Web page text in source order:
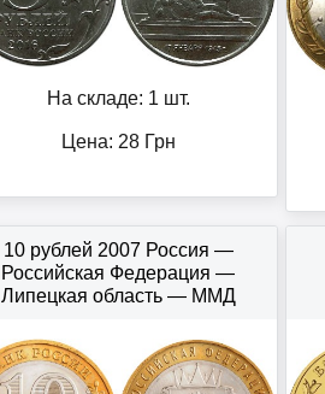
На складе: 1 шт.
Цена: 28Грн
10 рублей 2007 Россия —
Российская Федерация —
Липецкая область — ММД